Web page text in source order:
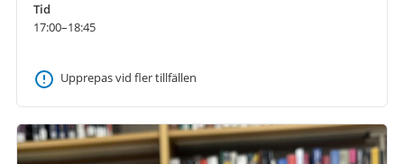
Tid
17:00–18:45
Upprepas vid fler tillfällen